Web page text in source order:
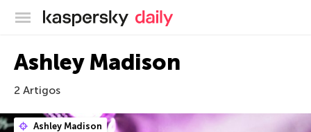
Blog oficial da Kaspersky
Ashley Madison
2 Artigos
Ashley Madison